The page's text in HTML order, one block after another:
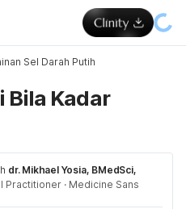
Sel Darah Putih
Bila Kadar
dr. Mikhael Yosia, BMedSci,
Practitioner · Medicine Sans